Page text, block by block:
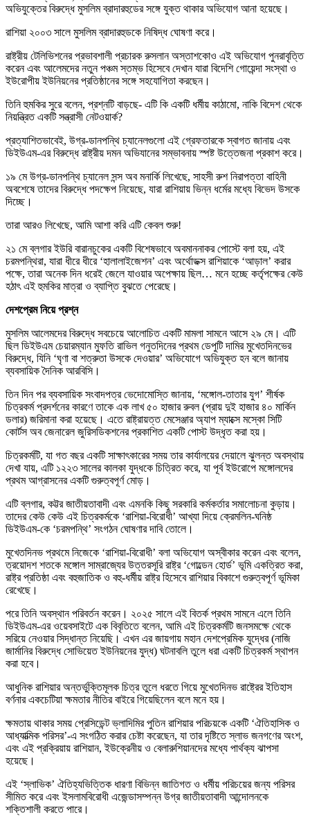
অভিযুক্তের বিরুদ্ধে মুসলিম ব্রাদারহুডের সঙ্গে যুক্ত থাকার অভিযোগ আনা হয়েছে।
রাশিয়া ২০০৩ সালে মুসলিম ব্রাদারহুডকে নিষিদ্ধ ঘোষণা করে।
রাষ্ট্রীয় টেলিভিশনের প্রভাবশালী প্রচারক রুসলান অস্তাশকোও এই অভিযোগ পুনরাবৃত্তি
করেন এবং আলেমদের নতুন পঞ্চম স্তম্ভ হিসেবে দেখান যারা বিদেশি গোয়েন্দা সংস্থা ও
ইউরোপীয় ইউনিয়নের প্রতিষ্ঠানের সঙ্গে সহযোগিতা করছেন।
তিনি হুমকির সুরে বলেন, প্রশ্নটি বাড়ছে- এটি কি একটি ধর্মীয় কাঠামো, নাকি বিদেশ থেকে
নিয়ন্ত্রিত একটি সন্ত্রাসী নেটওয়ার্ক?
প্রত্যাশিতভাবেই, উগ্র-ডানপন্থি চ্যানেলগুলো এই গ্রেফতারকে স্বাগত জানায় এবং
ডিইউএম-এর বিরুদ্ধে রাষ্ট্রীয় দমন অভিযানের সম্ভাবনায় স্পষ্ট উত্তেজনা প্রকাশ করে।
১৯ মে উগ্র-ডানপন্থি চ্যানেল সন্স অব মনার্কি লিখেছে, সাহসী রুশ নিরাপত্তা বাহিনী
অবশেষে তাদের বিরুদ্ধে পদক্ষেপ নিয়েছে, যারা রাশিয়ায় ভিন্ন ধর্মের মধ্যে বিভেদ উসকে
দিচ্ছে।
তারা আরও লিখেছে, আমি আশা করি এটি কেবল শুরু!
২১ মে ব্লগার ইউরি বারানচুকের একটি বিশেষভাবে অবমাননাকর পোস্টে বলা হয়, এই
চরমপন্থিরা, যারা ধীরে ধীরে ‘হালালাইজেশন’ এবং অর্থোডক্স রাশিয়াকে ‘আড়াল’ করার
পক্ষে, তারা অনেক দিন ধরেই জেলে যাওয়ার অপেক্ষায় ছিল… মনে হচ্ছে কর্তৃপক্ষের কেউ
হঠাৎ এই হুমকির মাত্রা ও ব্যাপ্তি বুঝতে পেরেছে।
দেশপ্রেম নিয়ে প্রশ্ন
মুসলিম আলেমদের বিরুদ্ধে সবচেয়ে আলোচিত একটি মামলা সামনে আসে ২৯ মে। এটি
ছিল ডিইউএম চেয়ারম্যান মুফতি রাভিল গনুতদিনের প্রথম ডেপুটি দামির মুখেতদিনভের
বিরুদ্ধে, যিনি ‘ঘৃণা বা শত্রুতা উসকে দেওয়ার’ অভিযোগে অভিযুক্ত হন বলে জানায়
ব্যবসায়িক দৈনিক আরবিসি।
তিন দিন পর ব্যবসায়িক সংবাদপত্র ভেদোমোস্তি জানায়, ‘মঙ্গোল-তাতার যুগ’ শীর্ষক
চিত্রকর্ম প্রদর্শনের কারণে তাকে এক লাখ ৫০ হাজার রুবল (প্রায় দুই হাজার ৪০ মার্কিন
ডলার) জরিমানা করা হয়েছে। এতে রাষ্ট্রায়ত্ত মেসেঞ্জার অ্যাপ ম্যাক্সে মস্কো সিটি
কোর্টস অব জেনারেল জুরিসডিকশনের প্রকাশিত একটি পোস্ট উদ্ধৃত করা হয়।
চিত্রকর্মটি, যা গত বছর একটি সাক্ষাৎকারের সময় তার কার্যালয়ের দেয়ালে ঝুলন্ত অবস্থায়
দেখা যায়, এটি ১২২৩ সালের কালকা যুদ্ধকে চিত্রিত করে, যা পূর্ব ইউরোপে মঙ্গোলদের
প্রথম আগ্রাসনের একটি গুরুত্বপূর্ণ মোড়।
এটি ব্লগার, কট্টর জাতীয়তাবাদী এবং এমনকি কিছু সরকারি কর্মকর্তার সমালোচনা কুড়ায়।
তাদের কেউ কেউ এই চিত্রকর্মকে ‘রাশিয়া-বিরোধী’ আখ্যা দিয়ে ক্রেমলিন-ঘনিষ্ঠ
ডিইউএম-কে ‘চরমপন্থি’ সংগঠন ঘোষণার দাবি তোলে।
মুখেতদিনভ প্রথমে নিজেকে ‘রাশিয়া-বিরোধী’ বলা অভিযোগ অস্বীকার করেন এবং বলেন,
ত্রয়োদশ শতকে মঙ্গোল সাম্রাজ্যের উত্তরসূরি রাষ্ট্র ‘গোল্ডেন হোর্ড’ ভূমি একত্রিত করা,
রাষ্ট্র প্রতিষ্ঠা এবং বহুজাতিক ও বহু-ধর্মীয় রাষ্ট্র হিসেবে রাশিয়ার বিকাশে গুরুত্বপূর্ণ ভূমিকা
রেখেছে।
পরে তিনি অবস্থান পরিবর্তন করেন। ২০২৫ সালে এই বিতর্ক প্রথম সামনে এলে তিনি
ডিইউএম-এর ওয়েবসাইটে এক বিবৃতিতে বলেন, আমি এই চিত্রকর্মটি জনসমক্ষে থেকে
সরিয়ে নেওয়ার সিদ্ধান্ত নিয়েছি। এখন এর জায়গায় মহান দেশপ্রেমিক যুদ্ধের (নাজি
জার্মানির বিরুদ্ধে সোভিয়েত ইউনিয়নের যুদ্ধ) ঘটনাবলি তুলে ধরা একটি চিত্রকর্ম স্থাপন
করা হবে।
আধুনিক রাশিয়ার অন্তর্ভুক্তিমূলক চিত্র তুলে ধরতে গিয়ে মুখেতদিনভ রাষ্ট্রের ইতিহাস
বর্ণনার একচেটিয়া ক্ষমতার নীতির বাইরে গিয়েছিলেন বলে মনে হয়।
ক্ষমতায় থাকার সময় প্রেসিডেন্ট ভ্লাদিমির পুতিন রাশিয়ার পরিচয়কে একটি ‘ঐতিহাসিক ও
আধ্যাত্মিক পরিসর’-এ সংগঠিত করার চেষ্টা করেছেন, যা তার দৃষ্টিতে স্লাভ জনগণের অংশ,
এবং এই প্রক্রিয়ায় রাশিয়ান, ইউক্রেনীয় ও বেলারুশিয়ানদের মধ্যে পার্থক্য ঝাপসা
হয়েছে।
এই ‘স্লাভিক’ ঐতিহ্যভিত্তিক ধারণা বিভিন্ন জাতিগত ও ধর্মীয় পরিচয়ের জন্য পরিসর
সীমিত করে এবং ইসলামবিরোধী এজেন্ডাসম্পন্ন উগ্র জাতীয়তাবাদী আন্দোলনকে
শক্তিশালী করতে পারে।